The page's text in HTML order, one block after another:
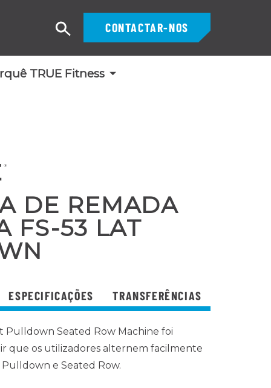
TRUE Fitness
CONTACTAR-NOS
Pesquisar
DE REMADA
FS-53 LAT
ESPECIFICAÇÕES TRANSFERÊNCIAS
Pulldown Seated Row Machine foi
que os utilizadores alternem facilmente
e Seated Row.